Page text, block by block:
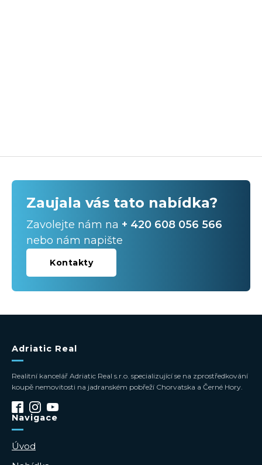
Zaujala vás tato nabídka?
Zavolejte nám na + 420 608 056 566
nebo nám napište
Kontakty
Adriatic Real
Realitní kancelář Adriatic Real s.r.o. specializující se na zprostředkování
koupě nemovitosti na jadranském pobřeží Chorvatska a Černé Hory.
Navigace
Úvod